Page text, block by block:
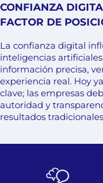
CONFIANZA
FACTOR DE
La confianza digital
inteligencias
información precisa,
experiencia real. Hoy
clave; las empresas
autoridad y
resultados